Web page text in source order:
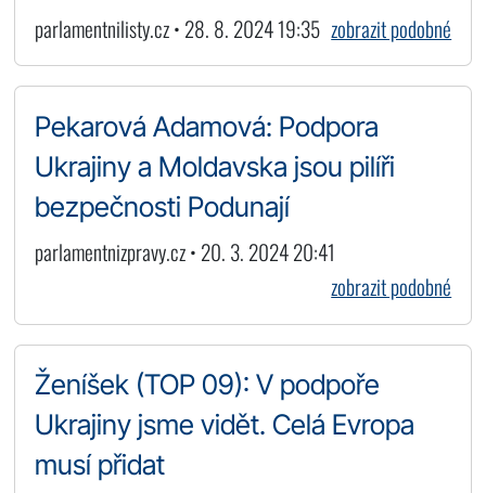
parlamentnilisty.cz • 28. 8. 2024 19:35 zobrazit podobné
Pekarová Adamová: Podpora
Ukrajiny a Moldavska jsou pilíři
bezpečnosti Podunají
parlamentnizpravy.cz • 20. 3. 2024 20:41
zobrazit podobné
Ženíšek (TOP 09): V podpoře
Ukrajiny jsme vidět. Celá Evropa
musí přidat